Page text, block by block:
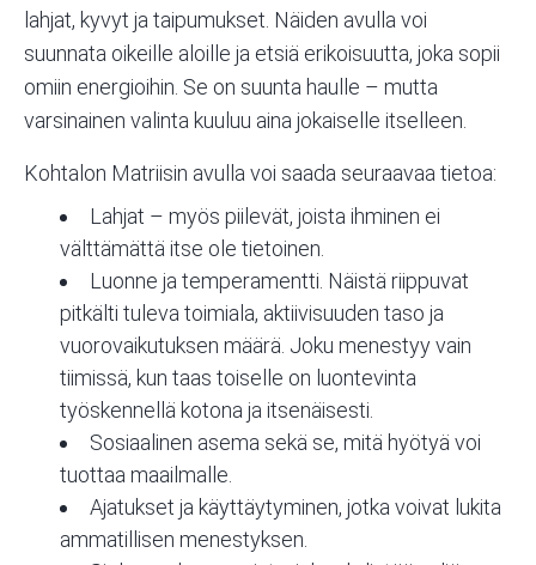
lahjat, kyvyt ja taipumukset. Näiden avulla voi
suunnata oikeille aloille ja etsiä erikoisuutta, joka sopii
omiin energioihin. Se on suunta haulle – mutta
varsinainen valinta kuuluu aina jokaiselle itselleen.
Kohtalon Matriisin avulla voi saada seuraavaa tietoa:
Lahjat – myös piilevät, joista ihminen ei
välttämättä itse ole tietoinen.
Luonne jatemperamentti. Näistä riippuvat
pitkälti tuleva toimiala, aktiivisuuden taso ja
vuorovaikutuksen määrä. Joku menestyy vain
tiimissä, kun taas toiselle on luontevinta
työskennellä kotona ja itsenäisesti.
Sosiaalinen asema sekä se, mitä hyötyä voi
tuottaa maailmalle.
Ajatukset ja käyttäytyminen, jotka voivat lukita
ammatillisen menestyksen.